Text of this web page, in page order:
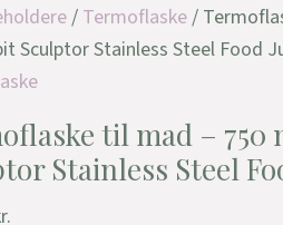
/ Termoflaske/
Sculptor Stainless Steel Food
til mad – 750
Stainless Steel